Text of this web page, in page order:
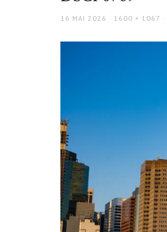
POSTED
16 MAI 2026
FULL
1600 × 1067